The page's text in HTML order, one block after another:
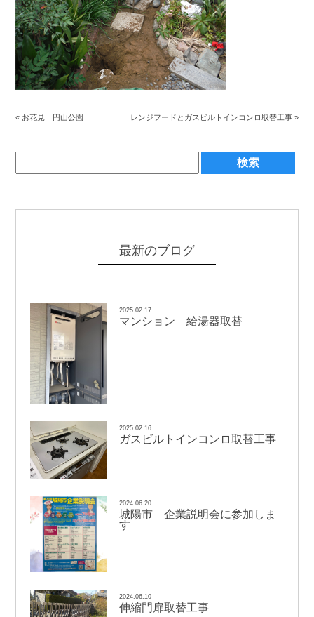
« お花見 円山公園 レンジフードとガスビルトインコンロ取替工事»
最新のブログ
2025.02.17
マンション 給湯器取替
2025.02.16
ガスビルトインコンロ取替工事
2024.06.20
城陽市 企業説明会に参加しま
す
2024.06.10
伸縮門扉取替工事